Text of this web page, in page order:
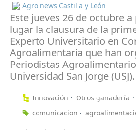
Agro news Castilla y León
Este jueves 26 de octubre
lugar la clausura de la
Experto Universitario en
Agroalimentaria que han
Periodistas
Universidad San Jorge (USJ).
Innovación Otros ganadería
comunicacion